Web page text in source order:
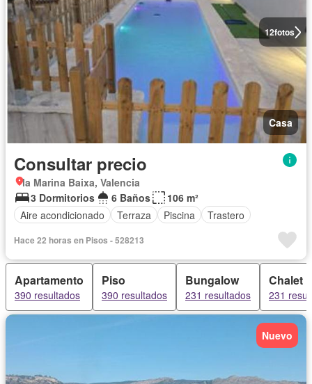
12fotos
Casa
Consultar precio
la Marina Baixa, Valencia
3 Dormitorios
6 Baños
106 m²
Aire acondicionado
Terraza Piscina Trastero
Hace 22 horas en Pisos - 528213
Apartamento
390 resultados
Piso
390 resultados
Bungalow
231 resultados
Chalet
231
Nuevo